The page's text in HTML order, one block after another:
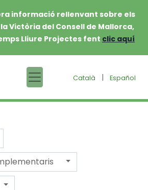
informació rellenvant sobre els
Victòria del Consell de Mallorca,
Lliure Projectes fent clic aquí
Català | Español